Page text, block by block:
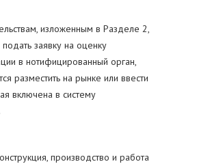
изложенным в Разделе 2,
заявку на оценку
в нотифицированный орган,
разместить на рынке или ввести
включена в систему
производство и работа